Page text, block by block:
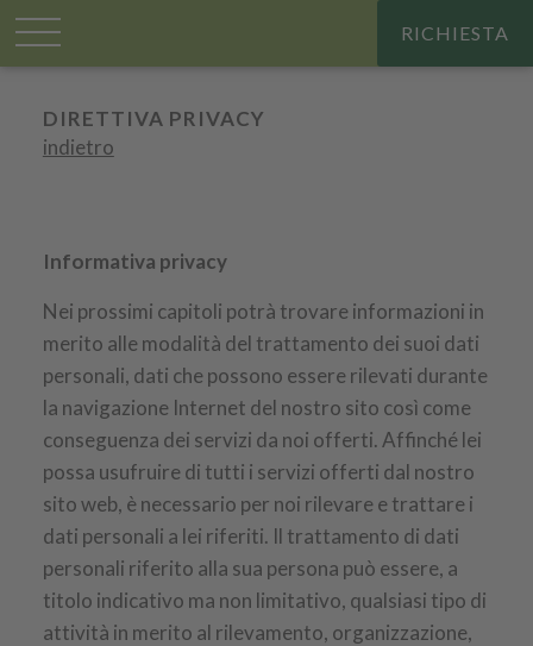
RICHIESTA
DIRETTIVA PRIVACY
indietro
Informativa privacy
Nei prossimi capitoli potrà trovare informazioni in
merito alle modalità del trattamento dei suoi dati
personali, dati che possono essere rilevati durante
la navigazione Internet del nostro sito così come
conseguenza dei servizi da noi offerti. Affinché lei
possa usufruire di tutti i servizi offerti dal nostro
sito web, è necessario per noi rilevare e trattare i
dati personali a lei riferiti. Il trattamento di dati
personali riferito alla sua persona può essere, a
titolo indicativo ma non limitativo, qualsiasi tipo di
attività in merito al rilevamento, organizzazione,